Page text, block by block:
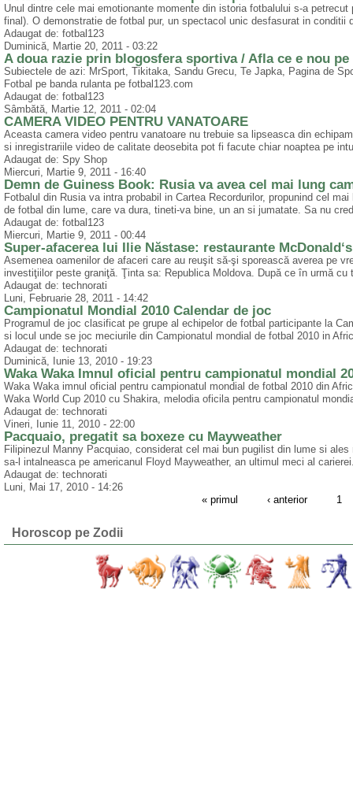
Unul dintre cele mai emotionante momente din istoria fotbalului s-a
final). O demonstratie de fotbal pur, un spectacol unic desfasurat in conditii
Adaugat de: fotbal123
Duminică, Martie 20, 2011 - 03:22
A doua razie prin blogosfera sportiva / Afla ce e nou
Subiectele de azi: MrSport, Tikitaka, Sandu Grecu, Te Japka, Pagina de
Fotbal pe banda rulanta pe fotbal123.com
Adaugat de: fotbal123
Sâmbătă, Martie 12, 2011 - 02:04
CAMERA VIDEO PENTRU VANATOARE
Aceasta camera video pentru vanatoare nu trebuie sa lipseasca din
si inregistrariile video de calitate deosebita pot fi facute chiar noaptea pe
Adaugat de: Spy Shop
Miercuri, Martie 9, 2011 - 16:40
Demn de Guiness Book: Rusia va avea cel mai lung
Fotbalul din Rusia va intra probabil in Cartea Recordurilor, propunind cel
de fotbal din lume, care va dura, tineti-va bine, un an si jumatate. Sa nu
Adaugat de: fotbal123
Miercuri, Martie 9, 2011 - 00:44
Super-afacerea lui Ilie Năstase: restaurante
Asemenea oamenilor de afaceri care au reuşit să-şi sporească averea pe
investiţiilor peste graniţă. Ţinta sa: Republica Moldova. După ce în urmă
Adaugat de: technorati
Luni, Februarie 28, 2011 - 14:42
Campionatul Mondial 2010 Calendar de joc
Programul de joc clasificat pe grupe al echipelor de fotbal participante la
si locul unde se joc meciurile din Campionatul mondial de fotbal 2010 in
Adaugat de: technorati
Duminică, Iunie 13, 2010 - 19:23
Waka Waka Imnul oficial pentru campionatul mondial
Waka Waka imnul oficial pentru campionatul mondial de fotbal 2010 din
Waka World Cup 2010 cu Shakira, melodia oficila pentru campionatul
Adaugat de: technorati
Vineri, Iunie 11, 2010 - 22:00
Pacquaio, pregatit sa boxeze cu Mayweather
Filipinezul Manny Pacquiao, considerat cel mai bun pugilist din lume si
sa-l intalneasca pe americanul Floyd Mayweather, an ultimul meci al
Adaugat de: technorati
Luni, Mai 17, 2010 - 14:26
« primul
‹ anterior 1
Horoscop pe Zodii